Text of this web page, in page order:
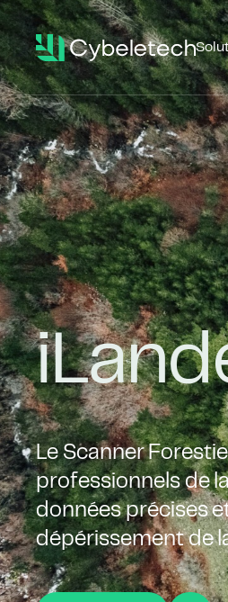
Le Scanner
professionnels de
données précises
dépérissement de